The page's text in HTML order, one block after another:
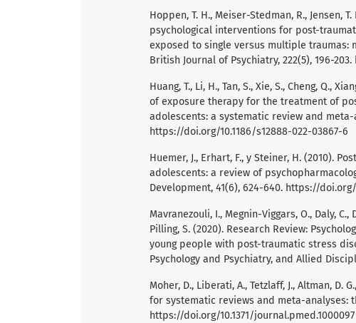
Hoppen, T. H., Meiser-Stedman, R., Jensen,
psychological interventions for post-
exposed to single versus multiple
British Journal of Psychiatry, 222(5), 196-203.
Huang, T., Li, H., Tan, S., Xie, S., Cheng, Q.,
of exposure therapy for the treatment of
adolescents: a systematic review and meta-
https://doi.org/10.1186/s12888-022-03867-6
Huemer, J., Erhart, F., y Steiner, H. (2010).
adolescents: a review of
Development, 41(6), 624-640. https://doi.org/
Mavranezouli, I., Megnin-Viggars, O., Daly,
Pilling, S. (2020). Research Review:
young people with post-traumatic stress
Psychology and Psychiatry, and Allied
Moher, D., Liberati, A., Tetzlaff, J., Altman, D.
for systematic reviews and meta-analyses:
https://doi.org/10.1371/journal.pmed.1000097